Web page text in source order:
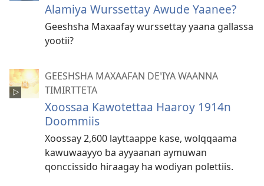
Alamiya Wurssettay Awude Yaanee?
Geeshsha Maxaafay wurssettay yaana gallassa
yootii?
GEESHSHA MAXAAFAN DEꞌIYA WAANNA
TIMIRTTETA
Xoossaa Kawotettaa Haaroy 1914n
Doommiis
Xoossay 2,600 layttaappe kase, wolqqaama
kawuwaayyo ba ayyaanan aymuwan
qonccissido hiraagay ha wodiyan polettiis.